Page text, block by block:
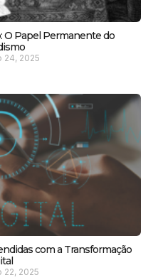
O Papel Permanente do
24, 2025
com a Transformação
22, 2025